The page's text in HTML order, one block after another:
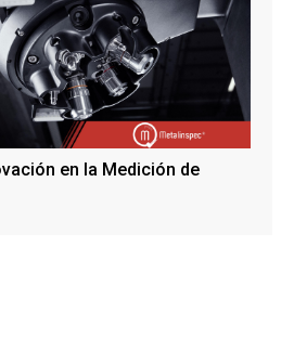
en la Medición de